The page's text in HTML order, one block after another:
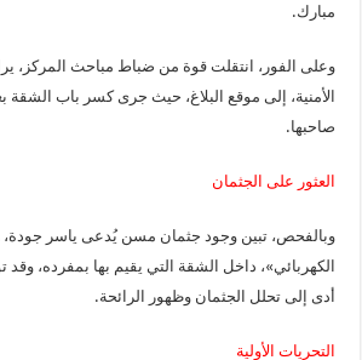
مبارك.
وعلى الفور، انتقلت قوة من ضباط مباحث المركز،
الأمنية، إلى موقع البلاغ، حيث جرى كسر باب الشقة
صاحبها.
العثور على الجثمان
وبالفحص، تبين وجود جثمان مسن يُدعى ياسر جودة،
الكهربائي»، داخل الشقة التي يقيم بها بمفرده، وقد
أدى إلى تحلل الجثمان وظهور الرائحة.
التحريات الأولية